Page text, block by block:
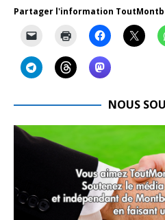
Partager l'information
NOUS